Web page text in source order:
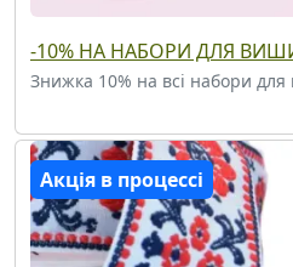
-10% НА НАБОРИ ДЛЯ
Знижка 10% на всі набори
Акція в процессі